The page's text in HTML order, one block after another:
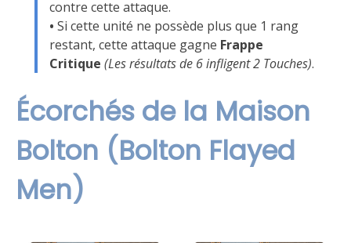
contre cette attaque.
• Si cette unité ne possède plus que 1 rang
restant, cette attaque gagne Frappe
Critique (Les résultats de 6 infligent 2 Touches).
Écorchés de la Maison
Bolton (Bolton Flayed
Men)